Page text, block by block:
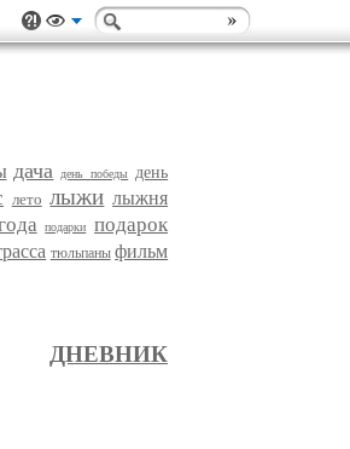
дача день победы день
лето лыжи лыжня
подарки
подарок
тюльпаны фильм
ДНЕВНИК